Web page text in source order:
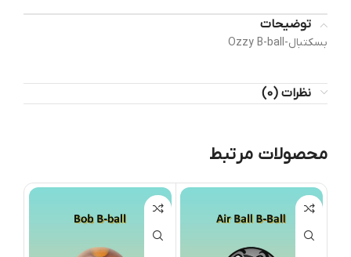
توضیحات
بسکتبال-Ozzy B-ball
نظرات (0)
محصولات مرتبط